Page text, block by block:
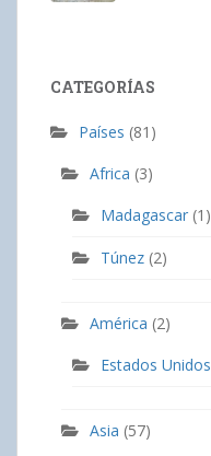
CATEGORÍAS
Países (81)
Africa (3)
Madagascar (1)
Túnez (2)
América (2)
Estados Unidos
Asia (57)